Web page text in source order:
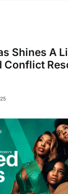
Shines A
Conflict